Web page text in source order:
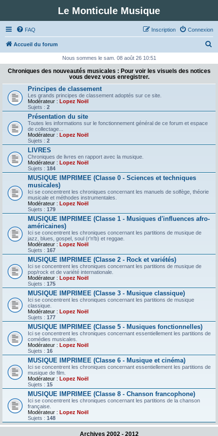
Le Monticule Musique
FAQ Connexion
Inscription
Accueil du forum
c
Nous sommes le sam. 08 août 26 10:51
Chroniques des nouveautés musicales : Pour voir les visuels des notices
vous devez vous enregistrer.
Principes de classement
Les grands principes de classement adoptés sur ce site.
Modérateur : Lopez Noël
Sujets : 2
Présentation du site
Toutes les informations sur le fonctionnement général de ce forum et espace
de collectage...
Modérateur : Lopez Noël
Sujets : 2
LIVRES
Chroniques de livres en rapport avec la musique.
Modérateur : Lopez Noël
Sujets : 184
MUSIQUE IMPRIMEE (Classe 0 - Sciences et techniques
musicales)
Ici se concentrent les chroniques concernant les manuels de solfège, théorie
musicale et méthodes instrumentales.
Modérateur : Lopez Noël
Sujets : 179
MUSIQUE IMPRIMEE (Classe 1 - Musiques d'influences afro-
américaines)
Ici se concentrent les chroniques concernant les partitions de musique de
jazz, blues, gospel, soul (r'n'b) et reggae.
Modérateur : Lopez Noël
Sujets : 167
MUSIQUE IMPRIMEE (Classe 2 - Rock et variétés)
Ici se concentrent les chroniques concernant les partitions de musique de
pop/rock et de variété internationale.
Modérateur : Lopez Noël
Sujets : 175
MUSIQUE IMPRIMEE (Classe 3 - Musique classique)
Ici se concentrent les chroniques concernant les partitions de musique
classique.
Modérateur : Lopez Noël
Sujets : 177
MUSIQUE IMPRIMEE (Classe 5 - Musiques fonctionnelles)
Ici se concentrent les chroniques concernant essentiellement les partitions de
comédies musicales.
Modérateur : Lopez Noël
Sujets : 16
MUSIQUE IMPRIMEE (Classe 6 - Musique et cinéma)
Ici se concentrent les chroniques concernant essentiellement les partitions de
musique de film.
Modérateur : Lopez Noël
Sujets : 15
MUSIQUE IMPRIMEE (Classe 8 - Chanson francophone)
Ici se concentrent les chroniques concernant les partitions de la chanson
française.
Modérateur : Lopez Noël
Sujets : 148
Archives 2002 - 2012